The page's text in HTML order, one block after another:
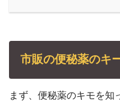
市販の便秘薬のキ
まず、便秘薬のキモを知